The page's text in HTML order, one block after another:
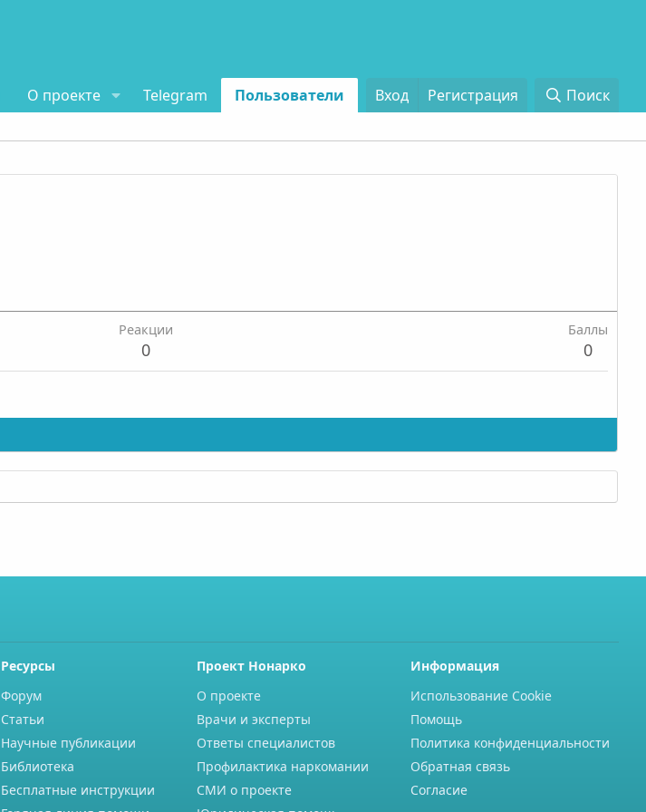
О проекте Telegram Пользователи Вход Регистрация Поиск
Реакции
0
Баллы
0
Ресурсы
Форум
Статьи
Научные публикации
Библиотека
Бесплатные инструкции
Проект Нонарко
О проекте
Врачи и эксперты
Ответы специалистов
Профилактика наркомании
СМИ о проекте
Информация
Использование Cookie
Помощь
Политика конфиденциальности
Обратная связь
Согласие